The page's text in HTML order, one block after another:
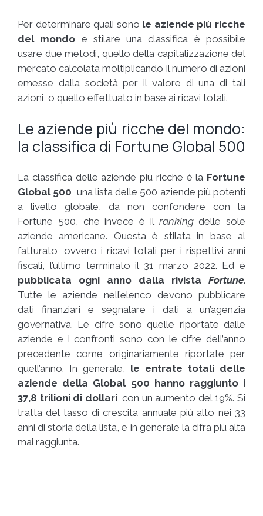
Per determinare quali sono le aziende più ricche
del mondo e stilare una classifica è possibile
usare due metodi, quello della capitalizzazione del
mercato calcolata moltiplicando il numero di azioni
emesse dalla società per il valore di una di tali
azioni, o quello effettuato in base ai ricavi totali.
Le aziende più ricche del mondo:
la classifica di Fortune Global 500
La classifica delle aziende più ricche è la Fortune
Global 500 , una lista delle 500 aziende più potenti
a livello globale, da non confondere con la
Fortune 500, che invece è il rankingdelle sole
aziende americane. Questa è stilata in base al
fatturato, ovvero i ricavi totali per i rispettivi anni
fiscali, l’ultimo terminato il 31 marzo 2022. Ed è
pubblicata ogni anno dalla rivista Fortune.
Tutte le aziende nell’elenco devono pubblicare
dati finanziari e segnalare i dati a un’agenzia
governativa. Le cifre sono quelle riportate dalle
aziende e i confronti sono con le cifre dell’anno
precedente come originariamente riportate per
quell’anno. In generale, le entrate totali delle
aziende della Global 500 hanno raggiunto i
37,8 trilioni di dollari, con un aumento del 19%. Si
tratta del tasso di crescita annuale più alto nei 33
anni di storia della lista, e in generale la cifra più alta
mai raggiunta.